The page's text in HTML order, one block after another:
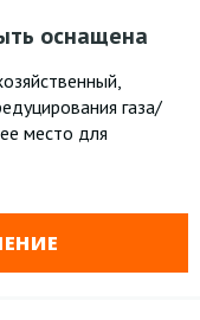
оснащена
газа/
место для